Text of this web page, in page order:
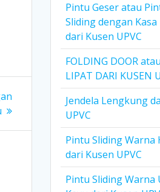
Pintu Geser atau
Sliding dengan
dari Kusen UPVC
FOLDING DOOR
LIPAT DARI KUSEN
Jendela Lengkung
UPVC
Pintu Sliding Warna
dari Kusen UPVC
Pintu Sliding Warna